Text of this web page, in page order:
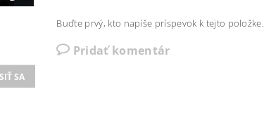
Buďte prvý, kto napíše príspevok k tejto položke.
Pridať komentár